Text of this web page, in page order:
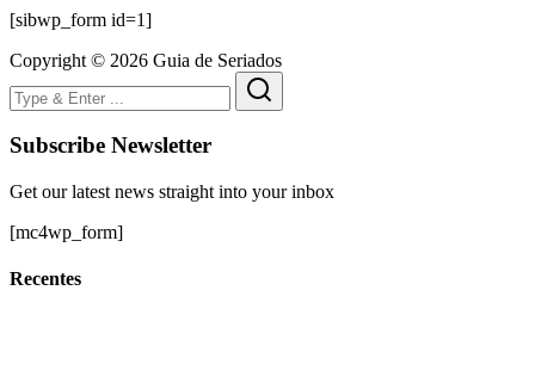
[sibwp_form id=1]
Copyright © 2026 Guia de Seriados
Subscribe Newsletter
Get our latest news straight into your inbox
[mc4wp_form]
Recentes